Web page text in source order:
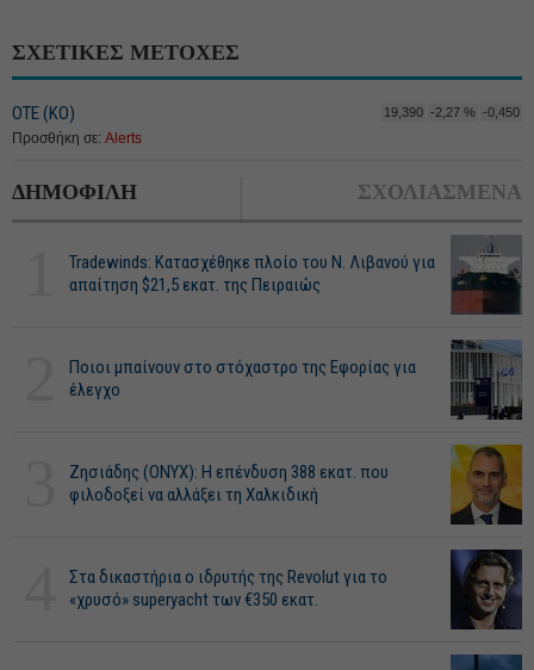
ΣΧΕΤΙΚΕΣ ΜΕΤΟΧΕΣ
ΟΤΕ (ΚΟ) 19,390 -2,27 % -0,450
Προσθήκη σε: Alerts
ΔΗΜΟΦΙΛΗ ΣΧΟΛΙΑΣΜΕΝΑ
Tradewinds: Κατασχέθηκε πλοίο του Ν. Λιβανού για
απαίτηση $21,5 εκατ. της Πειραιώς
Ποιοι μπαίνουν στο στόχαστρο της Εφορίας για
έλεγχο
Ζησιάδης (ONYX): Η επένδυση 388 εκατ. που
φιλοδοξεί να αλλάξει τη Χαλκιδική
Στα δικαστήρια ο ιδρυτής της Revolut για το
«χρυσό» superyacht των €350 εκατ.